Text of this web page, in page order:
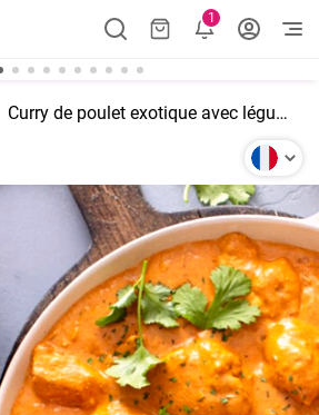
1
Curry de poulet exotique avec légumes et riz basmati